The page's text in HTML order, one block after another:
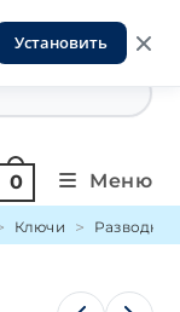
Установить
0 Меню
Ключи Разводной